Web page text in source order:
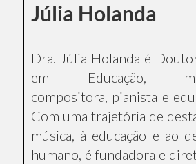
Júlia Holanda
Dra. Júlia Holanda é
em Educação,
compositora, pianista e
Com uma trajetória de
música, à educação e ao
humano, é fundadora e